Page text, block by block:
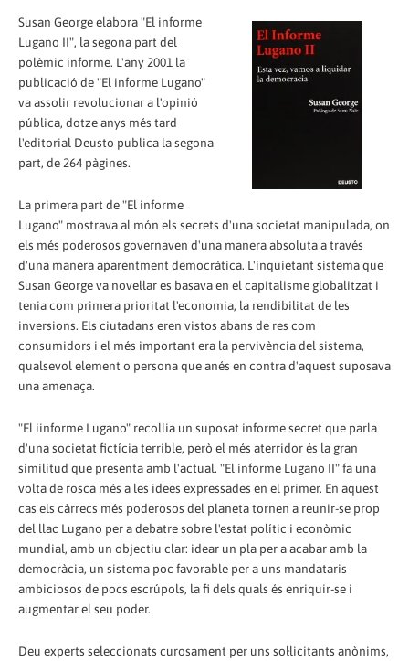
Susan George elabora "El informe
Lugano II", la segona part del
polèmic informe. L'any 2001 la
publicació de "El informe Lugano"
va assolir revolucionar a l'opinió
pública, dotze anys més tard
l'editorial Deusto publica la segona
part, de 264 pàgines.
La primera part de "El informe
Lugano" mostrava al món els secrets d'una societat manipulada, on
els més poderosos governaven d'una manera absoluta a través
d'una manera aparentment democràtica. L'inquietant sistema que
Susan George va novel·lar es basava en el capitalisme globalitzat i
tenia com primera prioritat l'economia, la rendibilitat de les
inversions. Els ciutadans eren vistos abans de res com
consumidors i el més important era la pervivència del sistema,
qualsevol element o persona que anés en contra d'aquest suposava
una amenaça.
"El iinforme Lugano" recollia un suposat informe secret que parla
d'una societat fictícia terrible, però el més aterridor és la gran
similitud que presenta amb l'actual. "El informe Lugano II" fa una
volta de rosca més a les idees expressades en el primer. En aquest
cas els càrrecs més poderosos del planeta tornen a reunir-se prop
del llac Lugano per a debatre sobre l'estat polític i econòmic
mundial, amb un objectiu clar: idear un pla per a acabar amb la
democràcia, un sistema poc favorable per a uns mandataris
ambiciosos de pocs escrúpols, la fi dels quals és enriquir-se i
augmentar el seu poder.
Deu experts seleccionats curosament per uns sol·licitants anònims,